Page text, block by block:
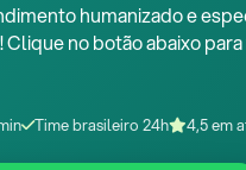
humanizado e
Clique no botão abaixo
Time brasileiro 24h 4,5 em